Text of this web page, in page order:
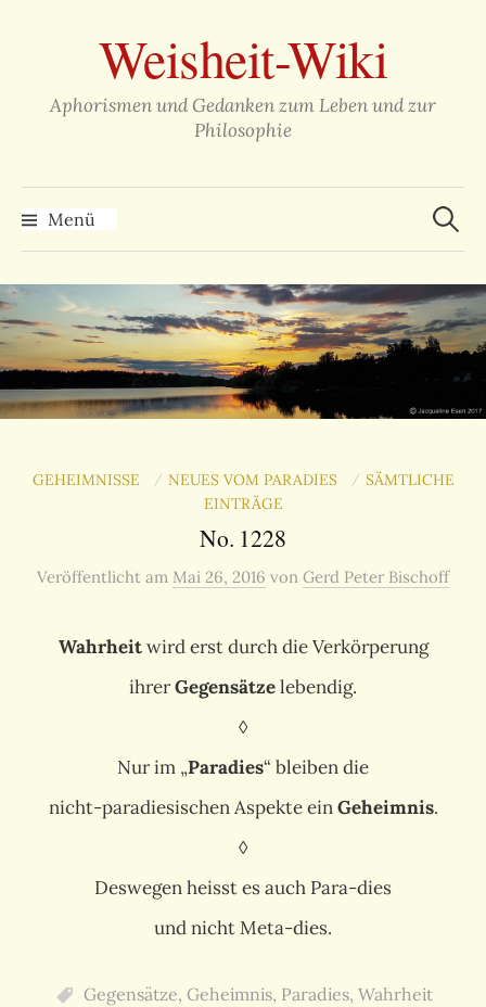
überspringenWeisheit-Wiki
Aphorismen und Gedanken zum Leben und zur
Philosophie
Menü
Suchen
nach:
GEHEIMNISSE / NEUES VOM PARADIES / SÄMTLICHE
EINTRÄGE
No. 1228
Veröffentlicht am Mai 26, 2016 von Gerd Peter Bischoff
Wahrheitwird erst durch die Verkörperung
ihrerGegensätzelebendig.
◊
Nur im „Paradies“ bleiben die
nicht-paradiesischen Aspekte einGeheimnis.
◊
Deswegen heisst es auch Para-dies
und nicht Meta-dies.
Gegensätze, Geheimnis, Paradies, Wahrheit